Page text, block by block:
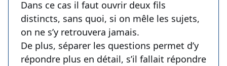
Dans ce cas il faut ouvrir deux fils
distincts, sans quoi, si on mêle les sujets,
on ne s’y retrouvera jamais.
De plus, séparer les questions permet d’y
répondre plus en détail, s’il fallait répondre